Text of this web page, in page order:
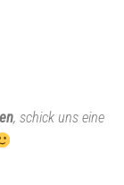
, schick uns eine